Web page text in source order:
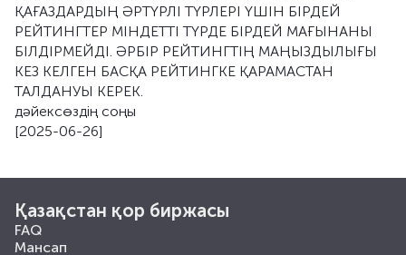
ҚАҒАЗДАРДЫҢ ӘРТҮРЛІ ТҮРЛЕРІ ҮШІН БІРДЕЙ
РЕЙТИНГТЕР МІНДЕТТІ ТҮРДЕ БІРДЕЙ МАҒЫНАНЫ
БІЛДІРМЕЙДІ. ӘРБІР РЕЙТИНГТІҢ МАҢЫЗДЫЛЫҒЫ
КЕЗ КЕЛГЕН БАСҚА РЕЙТИНГКЕ ҚАРАМАСТАН
ТАЛДАНУЫ КЕРЕК.
дәйексөздің соңы
[2025-06-26]
Қазақстан қор биржасы
FAQ
Мансап